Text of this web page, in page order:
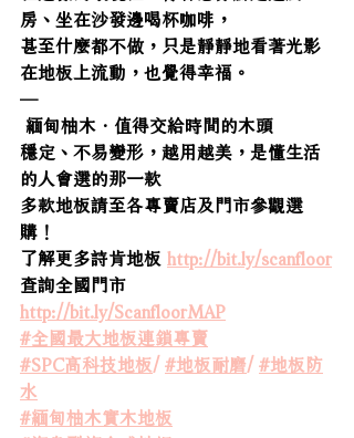
房、坐在沙發邊喝杯咖啡，
甚至什麼都不做，只是靜靜地看著光影
在地板上流動，也覺得幸福。
—
緬甸柚木．值得交給時間的木頭
穩定、不易變形，越用越美，是懂生活
的人會選的那一款
多款地板請至各專賣店及門市參觀選
購！
了解更多詩肯地板 http://bit.ly/scanfloor
查詢全國門市
http://bit.ly/ScanfloorMAP
#全國最大地板連鎖專賣
#SPC高科技地板/ #地板耐磨/ #地板防
水
#緬甸柚木實木地板